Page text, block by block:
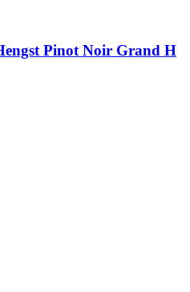
Pinot Noir Grand H